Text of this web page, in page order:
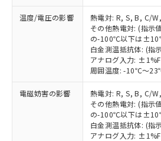
温度/電圧の影響
熱電対: R, S, B, C/
その他熱電対: (指
の-100℃以下は
白金測温抵抗体: (
アナログ入力:
周囲温度: -10℃～
電磁妨害の影響
熱電対: R, S, B, C/
その他熱電対: (指
の-100℃以下は
白金測温抵抗体: (
アナログ入力: